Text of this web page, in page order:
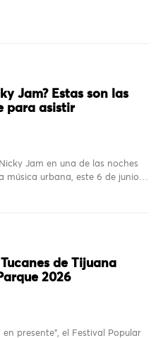
Jam? Estas son las
para asistir
Jam en una de las noches
urbana, este 6 de junio…
de Tijuana
2026
presente”, el Festival Popular